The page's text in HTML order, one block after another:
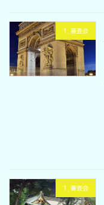
1_審査会
1_審査会